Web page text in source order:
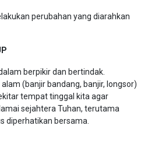
perubahan yang diarahkan
berpikir dan bertindak.
(banjir bandang, banjir, longsor)
tempat tinggal kita agar
sejahtera Tuhan, terutama
diperhatikan bersama.